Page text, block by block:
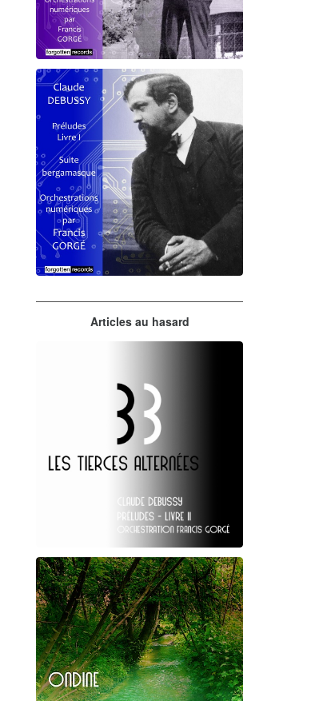
Debussy - Schmitt - Ravel
orchestrations numériques par
Francis Gorgé
Claude Debussy
Articles au hasard
Claude Debussy
Les Tierces alternées